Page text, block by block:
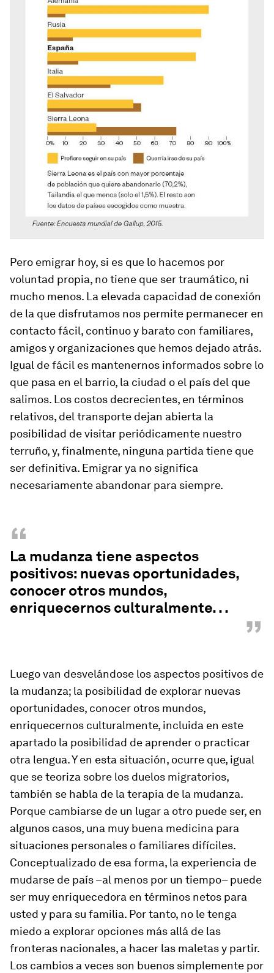
Pero emigrar hoy, si es que lo hacemos por
voluntad propia, no tiene que ser traumático, ni
mucho menos. La elevada capacidad de conexión
de la que disfrutamos nos permite permanecer en
contacto fácil, continuo y barato con familiares,
amigos y organizaciones que hemos dejado atrás.
Igual de fácil es mantenernos informados sobre lo
que pasa en el barrio, la ciudad o el país del que
salimos. Los costos decrecientes, en términos
relativos, del transporte dejan abierta la
posibilidad de visitar periódicamente nuestro
terruño, y, finalmente, ninguna partida tiene que
ser definitiva. Emigrar ya no significa
necesariamente abandonar para siempre.
“
La mudanza tiene aspectos
positivos: nuevas oportunidades,
conocer otros mundos,
enriquecernos culturalmente. . .
”
Luego van desvelándose los aspectos positivos de
la mudanza; la posibilidad de explorar nuevas
oportunidades, conocer otros mundos,
enriquecernos culturalmente, incluida en este
apartado la posibilidad de aprender o practicar
otra lengua. Y en esta situación, ocurre que, igual
que se teoriza sobre los duelos migratorios,
también se habla de la terapia de la mudanza.
Porque cambiarse de un lugar a otro puede ser, en
algunos casos, una muy buena medicina para
situaciones personales o familiares difíciles.
Conceptualizado de esa forma, la experiencia de
mudarse de país –al menos por un tiempo– puede
ser muy enriquecedora en términos netos para
usted y para su familia. Por tanto, no le tenga
miedo a explorar opciones más allá de las
fronteras nacionales, a hacer las maletas y partir.
Los cambios a veces son buenos simplemente por